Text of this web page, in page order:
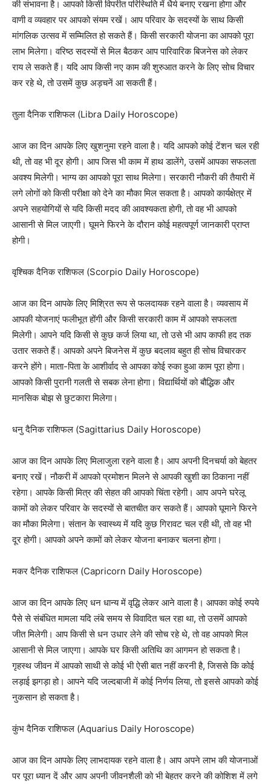
की संभावना है। आपको किसी विपरीत परिस्थिति में धैर्य बनाए रखना होगा और
वाणी व व्यवहार पर आपको संयम रखें। आप परिवार के सदस्यों के साथ किसी
मांगलिक उत्सव में सम्मिलित हो सकते हैं। किसी सरकारी योजना का आपको पूरा
लाभ मिलेगा। वरिष्ठ सदस्यों से मिल बैठकर आप पारिवारिक बिजनेस को लेकर
राय ले सकते हैं। यदि आप किसी नए काम की शुरुआत करने के लिए सोच विचार
कर रहे थे, तो उसमें कुछ अड़चनें आ सकती हैं।
तुला दैनिक राशिफल (Libra Daily Horoscope)
आज का दिन आपके लिए खुशनुमा रहने वाला है। यदि आपको कोई टेंशन चल रही
थी, तो वह भी दूर होगी। आप जिस भी काम में हाथ डालेंगे, उसमें आपका सफलता
अवश्य मिलेगी। भाग्य का आपको पूरा साथ मिलेगा। सरकारी नौकरी की तैयारी में
लगे लोगों को किसी परीक्षा को देने का मौका मिल सकता है। आपको कार्यक्षेत्र में
अपने सहयोगियों से यदि किसी मदद की आवश्यकता होगी, तो वह भी आपको
आसानी से मिल जाएगी। घूमने फिरने के दौरान कोई महत्वपूर्ण जानकारी प्राप्त
होगी।
वृश्चिक दैनिक राशिफल (Scorpio Daily Horoscope)
आज का दिन आपके लिए मिश्रित रूप से फलदायक रहने वाला है। व्यवसाय में
आपकी योजनाएं फलीभूत होंगी और किसी सरकारी काम में आपको सफलता
मिलेगी। आपने यदि किसी से कुछ कर्ज लिया था, तो उसे भी आप काफी हद तक
उतार सकते हैं। आपको अपने बिजनेस में कुछ बदलाव बहुत ही सोच विचारकर
करने होंगे। माता-पिता के आशीर्वाद से आपका कोई रुका हुआ काम पूरा होगा।
आपको किसी पुरानी गलती से सबक लेना होगा। विद्यार्थियों को बौद्धिक और
मानसिक बोझ से छुटकारा मिलेगा।
धनु दैनिक राशिफल (Sagittarius Daily Horoscope)
आज का दिन आपके लिए मिलाजुला रहने वाला है। आप अपनी दिनचर्या को बेहतर
बनाए रखें। नौकरी में आपको प्रमोशन मिलने से आपकी खुशी का ठिकाना नहीं
रहेगा। आपके किसी मित्र की सेहत की आपको चिंता रहेगी। आप अपने घरेलू
कामों को लेकर परिवार के सदस्यों से बातचीत कर सकते हैं। आपको घूमाने फिरने
का मौका मिलेगा। संतान के स्वास्थ्य में यदि कुछ गिरावट चल रही थी, तो वह भी
दूर होगी। आपको अपने कामों को लेकर योजना बनाकर चलना होगा।
मकर दैनिक राशिफल (Capricorn Daily Horoscope)
आज का दिन आपके लिए धन धान्य में वृद्धि लेकर आने वाला है। आपका कोई रुपये
पैसे से संबंधित मामला यदि लंबे समय से विवादित चल रहा था, तो उसमें आपको
जीत मिलेगी। आप किसी से धन उधार लेने की सोच रहे थे, तो वह आपको मिल
आसानी से मिल जाएगा। आपके घर किसी अतिथि का आगमन हो सकता है।
गृहस्थ जीवन में आपको साथी से कोई भी ऐसी बात नहीं करनी है, जिससे कि कोई
लड़ाई झगड़ा हो। आपने यदि जल्दबाजी में कोई निर्णय लिया, तो इससे आपको कोई
नुकसान हो सकता है।
कुंभ दैनिक राशिफल (Aquarius Daily Horoscope)
आज का दिन आपके लिए लाभदायक रहने वाला है। आप अपने लाभ की योजनाओं
पर पूरा ध्यान दें और आप अपनी जीवनशैली को भी बेहतर करने की कोशिश में लगे